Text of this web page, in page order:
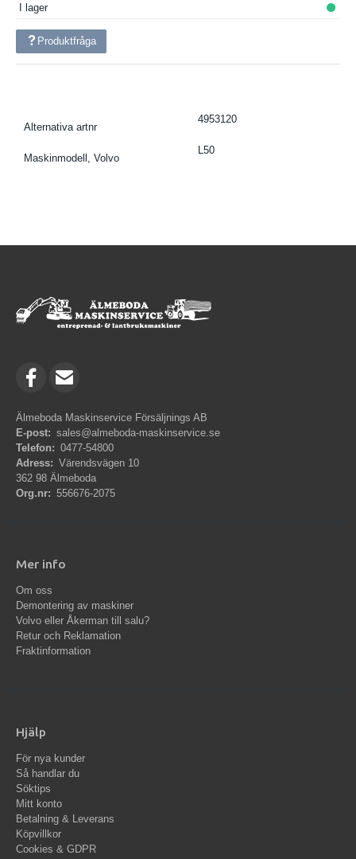
I lager
Produktfråga
Alternativa artnr
4953120
Maskinmodell, Volvo
L50
Älmeboda Maskinservice Försäljnings AB
E-post: sales@almeboda-maskinservice.se
Telefon: 0477-54800
Adress: Värendsvägen 10
362 98 Älmeboda
Org.nr: 556676-2075
Mer info
Om oss
Demontering av maskiner
Volvo eller Åkerman till salu?
Retur och Reklamation
Fraktinformation
Hjälp
För nya kunder
Så handlar du
Söktips
Mitt konto
Betalning & Leverans
Köpvillkor
Cookies & GDPR